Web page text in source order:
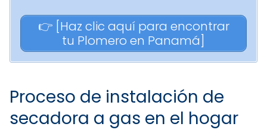
👉 [Haz clic aquí para encontrar
tu Plomero en Panamá]
Proceso de instalación de
secadora a gas en el hogar